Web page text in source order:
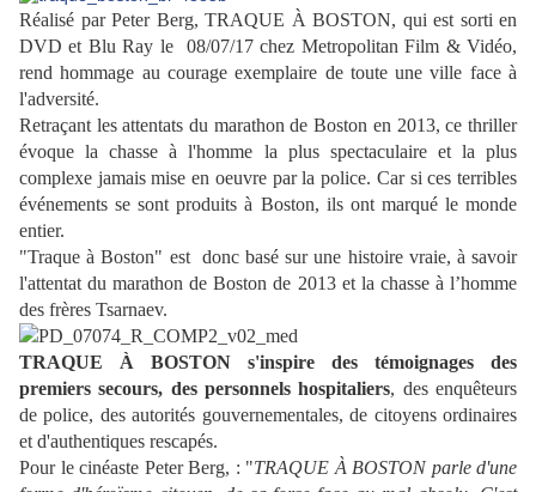
Réalisé par Peter Berg, TRAQUE À BOSTON, qui est sorti en
DVD et Blu Ray le 08/07/17 chez Metropolitan Film & Vidéo,
rend hommage au courage exemplaire de toute une ville face à
l'adversité.
Retraçant les attentats du marathon de Boston en 2013, ce thriller
évoque la chasse à l'homme la plus spectaculaire et la plus
complexe jamais mise en oeuvre par la police. Car si ces terribles
événements se sont produits à Boston, ils ont marqué le monde
entier.
"Traque à Boston" est donc basé sur une histoire vraie, à savoir
l'attentat du marathon de Boston de 2013 et la chasse à l’homme
des frères Tsarnaev.
TRAQUE À BOSTON s'inspire des témoignages des
premiers secours, des personnels hospitaliers, des enquêteurs
de police, des autorités gouvernementales, de citoyens ordinaires
et d'authentiques rescapés.
Pour le cinéaste Peter Berg, : "TRAQUE À BOSTON parle d'une